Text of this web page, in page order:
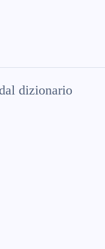
dizionario